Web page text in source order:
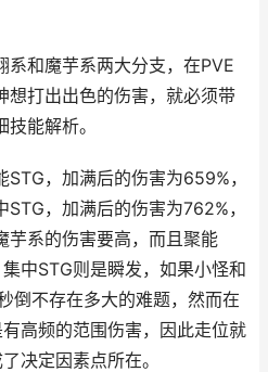
系和魔芋系两大分支，在PVE
想打出出色的伤害，就必须带
能解析。
，加满后的伤害为659%，
，加满后的伤害为762%，
芋系的伤害要高，而且聚能
中STG则是瞬发，如果小怪和
倒不存在多大的难题，然而在
高频的范围伤害，因此走位就
决定因素点所在。